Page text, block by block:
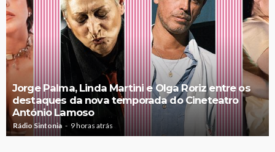
Jorge Palma, Linda Martini e Olga Roriz entre os
destaques da nova temporada do Cineteatro
António Lamoso
Rádio Sintonia 9 horas atrás